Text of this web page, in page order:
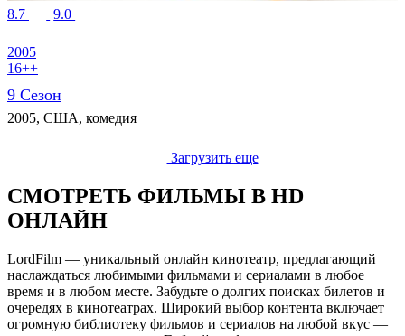
8.7 9.0
2005
16++
9 Сезон
2005, США, комедия
Загрузить еще
СМОТРЕТЬ ФИЛЬМЫ В HD
ОНЛАЙН
LordFilm — уникальный онлайн кинотеатр, предлагающий
наслаждаться любимыми фильмами и сериалами в любое
время и в любом месте. Забудьте о долгих поисках билетов и
очередях в кинотеатрах. Широкий выбор контента включает
огромную библиотеку фильмов и сериалов на любой вкус —